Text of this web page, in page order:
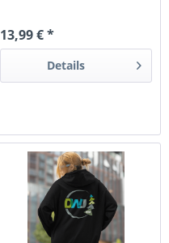
13,99 € *
Details